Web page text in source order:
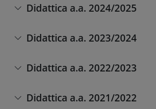
Didattica a.a. 2024/2025
Didattica a.a. 2023/2024
Didattica a.a. 2022/2023
Didattica a.a. 2021/2022